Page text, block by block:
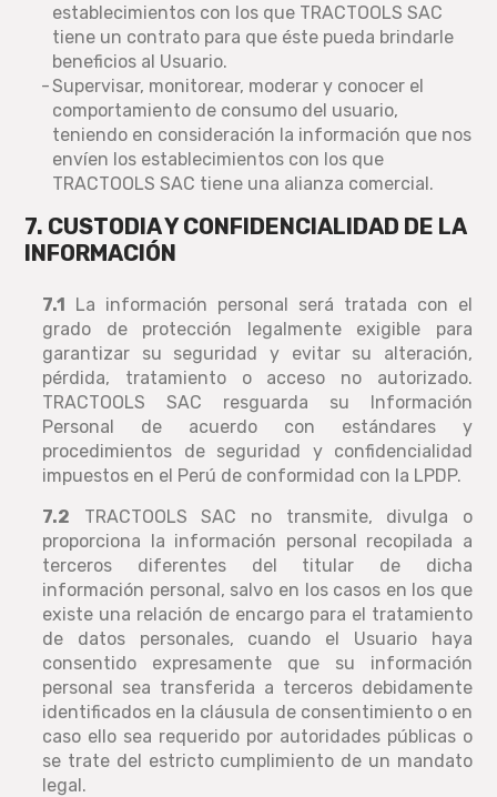
establecimientos con los que TRACTOOLS SAC
tiene un contrato para que éste pueda brindarle
beneficios al Usuario.
Supervisar, monitorear, moderar y conocer el
comportamiento de consumo del usuario,
teniendo en consideración la información que nos
envíen los establecimientos con los que
TRACTOOLS SAC tiene una alianza comercial.
7. CUSTODIA Y CONFIDENCIALIDAD DE LA
INFORMACIÓN
7.1 La información personal será tratada con el
grado de protección legalmente exigible para
garantizar su seguridad y evitar su alteración,
pérdida, tratamiento o acceso no autorizado.
TRACTOOLS SAC resguarda su Información
Personal de acuerdo con estándares y
procedimientos de seguridad y confidencialidad
impuestos en el Perú de conformidad con la LPDP.
7.2 TRACTOOLS SAC no transmite, divulga o
proporciona la información personal recopilada a
terceros diferentes del titular de dicha
información personal, salvo en los casos en los que
existe una relación de encargo para el tratamiento
de datos personales, cuando el Usuario haya
consentido expresamente que su información
personal sea transferida a terceros debidamente
identificados en la cláusula de consentimiento o en
caso ello sea requerido por autoridades públicas o
se trate del estricto cumplimiento de un mandato
legal.